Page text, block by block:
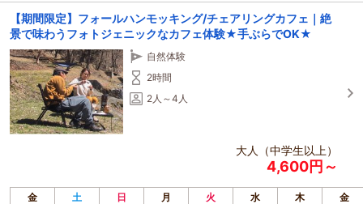
【期間限定】フォールハンモッキング/チェアリングカフェ｜絶
景で味わうフォトジェニックなカフェ体験★手ぶらでOK★
自然体験
2時間
2人～4人
大人（中学生以上）
4,600円～
金 土 日 月 火 水 木
金